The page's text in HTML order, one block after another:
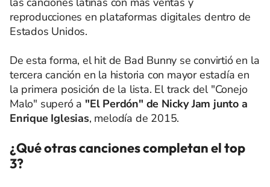
reproducciones en plataformas digitales dentro de
Estados Unidos.
De esta forma, el hit de Bad Bunny se convirtió en la
tercera canción en la historia con mayor estadía en
la primera posición de la lista. El track del "Conejo
Malo" superó a "El Perdón" de Nicky Jam junto a
Enrique Iglesias, melodía de 2015.
¿Qué otras canciones completan el top
3?